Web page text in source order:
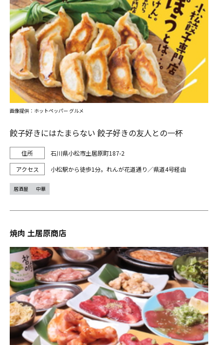
餃子好きにはたまらない 餃子好きの友人との一杯
石川県小松市土居原町187-2
小松駅から徒歩1分。れんが花道通り／県道4号経由
画像提供：ホットペッパー グルメ
居酒屋 中華
焼肉 土居原商店